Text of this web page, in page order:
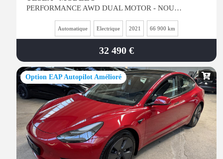
PERFORMANCE AWD DUAL MOTOR - NOUVEAU MODEL 2021 refresh - Int BLANC
Automatique Electrique 2021 66 900 km
32 490 €
Option EAP Autopilot Amélioré